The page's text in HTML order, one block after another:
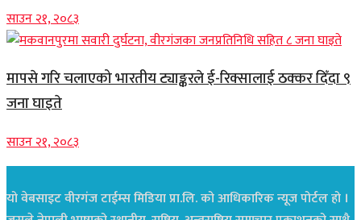
साउन २१, २०८३
मापसे गरि चलाएको भारतीय ट्याङ्करले ई-रिक्सालाई ठक्कर दिँदा ९
जना घाइते
साउन २१, २०८३
यो वेबसाइट वीरगंज टाईम्स मिडिया प्रा.लि. को आधिकारिक न्यूज पोर्टल हो ।